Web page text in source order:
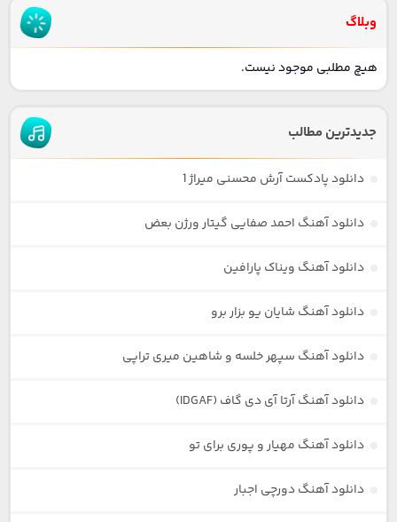
وبلاگ
هیچ مطلبی موجود نیست.
جدیدترین مطالب
دانلود پادکست آرش محسنی میراژ 1
دانلود آهنگ احمد صفایی گیتار ورژن بعض
دانلود آهنگ ویناک پارافین
دانلود آهنگ شایان یو بزار برو
دانلود آهنگ سپهر خلسه و شاهین میری تراپی
دانلود آهنگ آرتا آی دی گاف (IDGAF)
دانلود آهنگ مهیار و پوری برای تو
دانلود آهنگ دورچی اجبار